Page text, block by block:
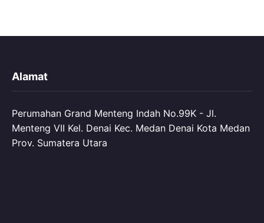
Alamat
Perumahan Grand Menteng Indah No.99K - Jl.
Menteng VII Kel. Denai Kec. Medan Denai Kota Medan
Prov. Sumatera Utara